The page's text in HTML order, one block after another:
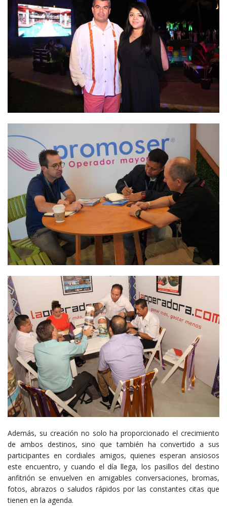
Además, su creación no solo ha proporcionado el crecimiento
de ambos destinos, sino que también ha convertido a sus
participantes en cordiales amigos, quienes esperan ansiosos
este encuentro, y cuando el día llega, los pasillos del destino
anfitrión se envuelven en amigables conversaciones, bromas,
fotos, abrazos o saludos rápidos por las constantes citas que
tienen en la agenda.